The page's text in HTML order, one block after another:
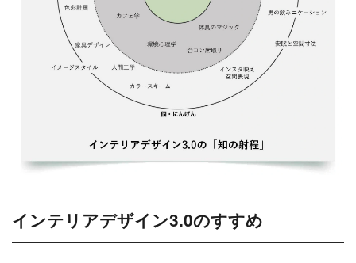
インテリアデザイン3.0のすすめ